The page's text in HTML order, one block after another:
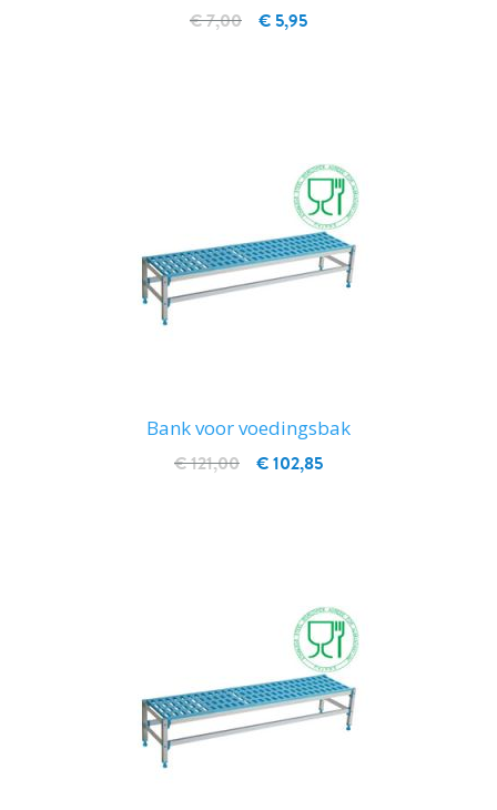
€ 5,95
€ 7,00
Bank voor voedingsbak
€ 102,85
€ 121,00